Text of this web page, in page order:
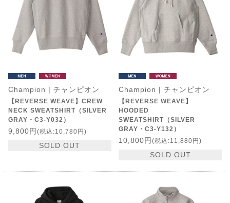
Champion | チャンピオン
【REVERSE WEAVE】CREW
NECK SWEATSHIRT（SILVER
GRAY・C3-Y032）
9,800円 (税込:10,780円)
SOLD OUT
Champion | チャンピオン
【REVERSE WEAVE】
HOODED
SWEATSHIRT（SILVER
GRAY・C3-Y132）
10,800円 (税込:11,880円)
SOLD OUT